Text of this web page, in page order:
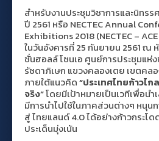
สำหรับงานประชุมวิชาการและนิทรร
ปี 2561 หรือ NECTEC Annual
Exhibitions 2018 (NECTEC –
ในวันอังคารที่ 25 กันยายน 2561 ณ
ชั่นฮอลล์ โซนเอ ศูนย์การประชุมแห่
รัชดาภิเษก แขวงคลองเตย เขตคล
ภายใต้แนวคิด“ประเทศไทยก้าวไ
จริง”โดยมีเป้าหมายเป็นเวทีเพื่อ
มีการนำไปใช้ในภาคส่วนต่างๆ หนุน
สู่ ไทยแลนด์ 4.0 ได้อย่างก้าวกระโ
ประเด็นมุ่งเน้น